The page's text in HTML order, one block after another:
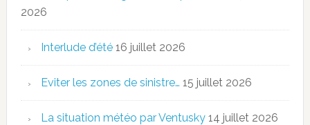
2026
Interlude d’été 16 juillet 2026
Eviter les zones de sinistre… 15 juillet 2026
La situation météo par Ventusky 14 juillet 2026